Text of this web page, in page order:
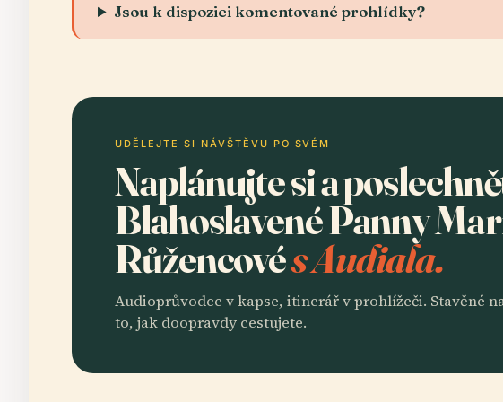
Jsou k dispozici komentované prohlídky?
UDĚLEJTE SI NÁVŠTĚVU PO SVÉM
Naplánujte si a
Blahoslavené Panny
Růžencovés Audiala.
Audioprůvodce v kapse, itinerář v prohlížeči. Stavěné
to, jak doopravdy cestujete.